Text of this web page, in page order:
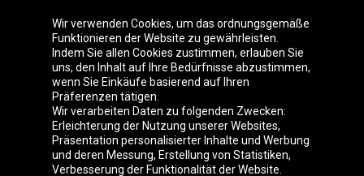
Oponeo-Gruppe
Wir verwenden Cookies, um das ordnungsgemäße
Funktionieren der Website zu gewährleisten.
Indem Sie allen Cookies zustimmen, erlauben Sie
uns, den Inhalt auf Ihre Bedürfnisse abzustimmen,
wenn Sie Einkäufe basierend auf Ihren
Präferenzen tätigen.
Wir verarbeiten Daten zu folgenden Zwecken:
Erleichterung der Nutzung unserer Websites,
Präsentation personalisierter Inhalte und Werbung
und deren Messung, Erstellung von Statistiken,
Verbesserung der Funktionalität der Website.